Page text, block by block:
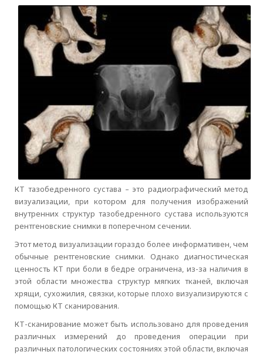
КТ тазобедренного сустава – это радиографический метод
визуализации, при котором для получения изображений
внутренних структур тазобедренного сустава используются
рентгеновские снимки в поперечном сечении.
Этот метод визуализации гораздо более информативен, чем
обычные рентгеновские снимки. Однако диагностическая
ценность КТ при боли в бедре ограничена, из-за наличия в
этой области множества структур мягких тканей, включая
хрящи, сухожилия, связки, которые плохо визуализируются с
помощью КТ сканирования.
КТ-сканирование может быть использовано для проведения
различных измерений до проведения операции при
различных патологических состояниях этой области, включая